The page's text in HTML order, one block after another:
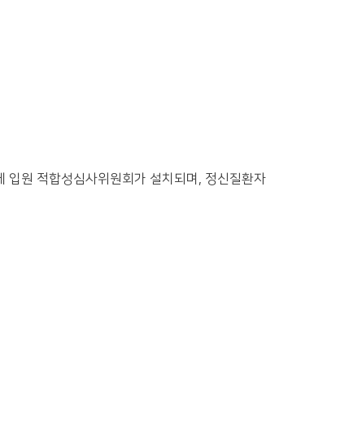
입원 적합성심사위원회가 설치되며, 정신질환자